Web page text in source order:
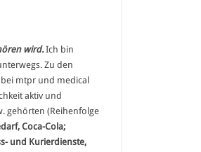
wird.Ich bin
Zu den
mtpr und medical
aktiv und
gehörten (Reihenfolge
Coca-Cola;
und Kurierdienste,